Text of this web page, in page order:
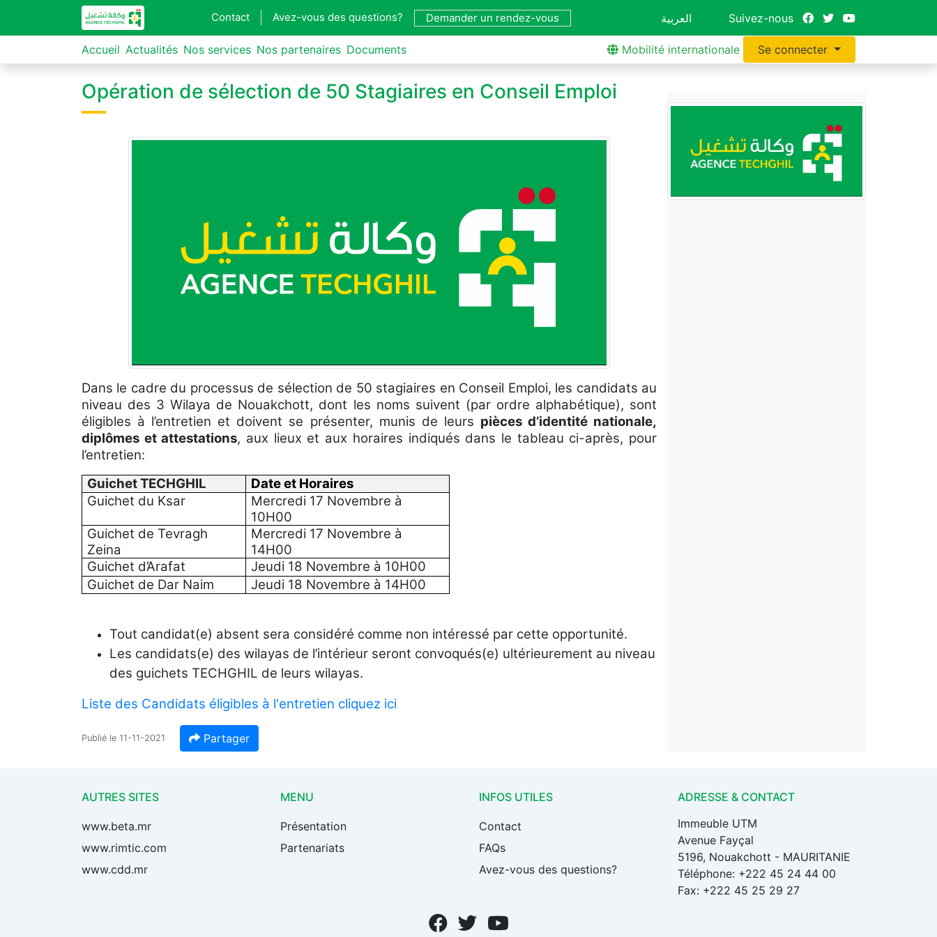
Contact Avez-vous des questions? Demander un rendez-vous العربية Suivez-nous
Accueil Actualités Nos services Nos partenaires Documents Mobilité internationale Se connecter
Opération de sélection de 50 Stagiaires en Conseil Emploi
Dans le cadre du processus de sélection de 50 stagiaires en Conseil Emploi, les candidats au
niveau des 3 Wilaya de Nouakchott, dont les noms suivent (par ordre alphabétique), sont
éligibles à l’entretien et doivent se présenter, munis de leurs pièces d’identité nationale,
diplômes et attestations, aux lieux et aux horaires indiqués dans le tableau ci-après, pour
l’entretien:
Guichet TECHGHIL
Date et Horaires
Guichet du Ksar
Mercredi 17 Novembre à
10H00
Guichet de Tevragh
Zeina
Mercredi 17 Novembre à
14H00
Guichet d’Arafat
Jeudi 18 Novembre à 10H00
Guichet de Dar Naim
Jeudi 18 Novembre à 14H00
Tout candidat(e) absent sera considéré comme non intéressé par cette opportunité.
Les candidats(e) des wilayas de l’intérieur seront convoqués(e) ultérieurement au niveau
des guichets TECHGHIL de leurs wilayas.
Liste des Candidats éligibles à l'entretien cliquez ici
Publié le 11-11-2021 Partager
AUTRES SITES
www.beta.mr
www.rimtic.com
www.cdd.mr
MENU
Présentation
Partenariats
INFOS UTILES
Contact
FAQs
Avez-vous des questions?
ADRESSE & CONTACT
Immeuble UTM
Avenue Fayçal
5196, Nouakchott - MAURITANIE
Téléphone: +222 45 24 44 00
Fax: +222 45 25 29 27